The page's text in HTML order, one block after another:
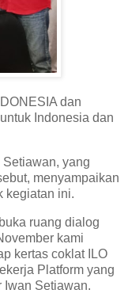
dan
Indonesia dan
yang
menyampaikan
kegiatan ini.
ruang dialog
kami
kertas coklat ILO
Platform yang
Iwan Setiawan.